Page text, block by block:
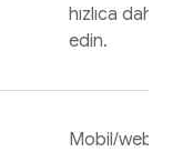
hızlıca dahil
edin.
Mobil/web ve